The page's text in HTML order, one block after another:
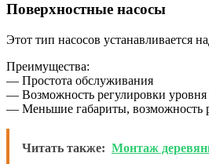
Поверхностные насосы
Этот тип насосов устанавливается
Преимущества:
— Простота обслуживания
— Возможность регулировки
— Меньшие габариты, возможность
Читать также: Монтаж